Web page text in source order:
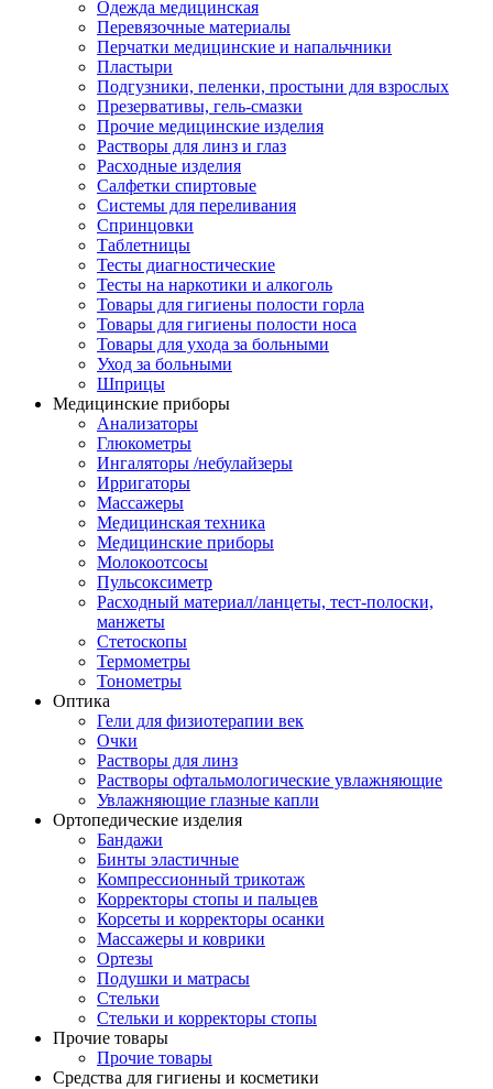
Одежда медицинская
Перевязочные материалы
Перчатки медицинские и напальчники
Пластыри
Подгузники, пеленки, простыни для взрослых
Презервативы, гель-смазки
Прочие медицинские изделия
Растворы для линз и глаз
Расходные изделия
Салфетки спиртовые
Системы для переливания
Спринцовки
Таблетницы
Тесты диагностические
Тесты на наркотики и алкоголь
Товары для гигиены полости горла
Товары для гигиены полости носа
Товары для ухода за больными
Уход за больными
Шприцы
Медицинские приборы
Анализаторы
Глюкометры
Ингаляторы /небулайзеры
Ирригаторы
Массажеры
Медицинская техника
Медицинские приборы
Молокоотсосы
Пульсоксиметр
Расходный материал/ланцеты, тест-полоски,
манжеты
Стетоскопы
Термометры
Тонометры
Оптика
Гели для физиотерапии век
Очки
Растворы для линз
Растворы офтальмологические увлажняющие
Увлажняющие глазные капли
Ортопедические изделия
Бандажи
Бинты эластичные
Компрессионный трикотаж
Корректоры стопы и пальцев
Корсеты и корректоры осанки
Массажеры и коврики
Ортезы
Подушки и матрасы
Стельки
Стельки и корректоры стопы
Прочие товары
Прочие товары
Средства для гигиены и косметики